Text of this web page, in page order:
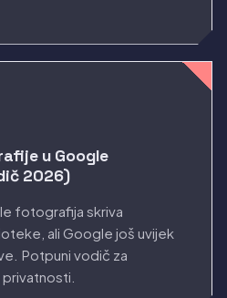
u Google
2026)
fotografija skriva
ali Google još uvijek
Potpuni vodič za